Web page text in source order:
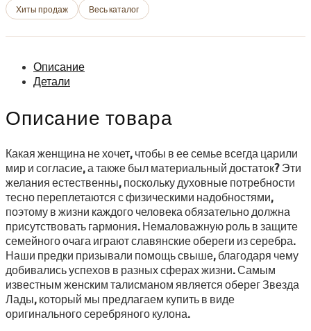
Хиты продаж
Весь каталог
Описание
Детали
Описание товара
Какая женщина не хочет, чтобы в ее семье всегда царили
мир и согласие, а также был материальный достаток? Эти
желания естественны, поскольку духовные потребности
тесно переплетаются с физическими надобностями,
поэтому в жизни каждого человека обязательно должна
присутствовать гармония. Немаловажную роль в защите
семейного очага играют славянские обереги из серебра.
Наши предки призывали помощь свыше, благодаря чему
добивались успехов в разных сферах жизни. Самым
известным женским талисманом является оберег Звезда
Лады, который мы предлагаем купить в виде
оригинального серебряного кулона.